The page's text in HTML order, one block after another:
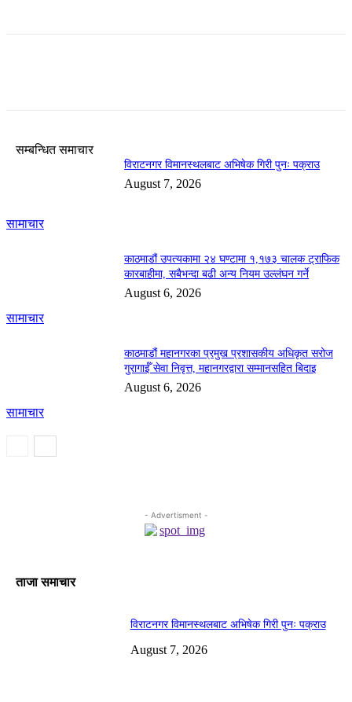
सम्बन्धित समाचार
सामाचार
विराटनगर विमानस्थलबाट अभिषेक गिरी पुनः पक्राउ
August 7, 2026
सामाचार
काठमाडौं उपत्यकामा २४ घण्टामा १,१७३ चालक ट्राफिक
कारबाहीमा, सबैभन्दा बढी अन्य नियम उल्लंघन गर्ने
August 6, 2026
सामाचार
काठमाडौं महानगरका प्रमुख प्रशासकीय अधिकृत सरोज
गुरागाईँ सेवा निवृत्त, महानगरद्वारा सम्मानसहित बिदाइ
August 6, 2026
- Advertisment -
ताजा समाचार
विराटनगर विमानस्थलबाट अभिषेक गिरी पुनः पक्राउ
August 7, 2026